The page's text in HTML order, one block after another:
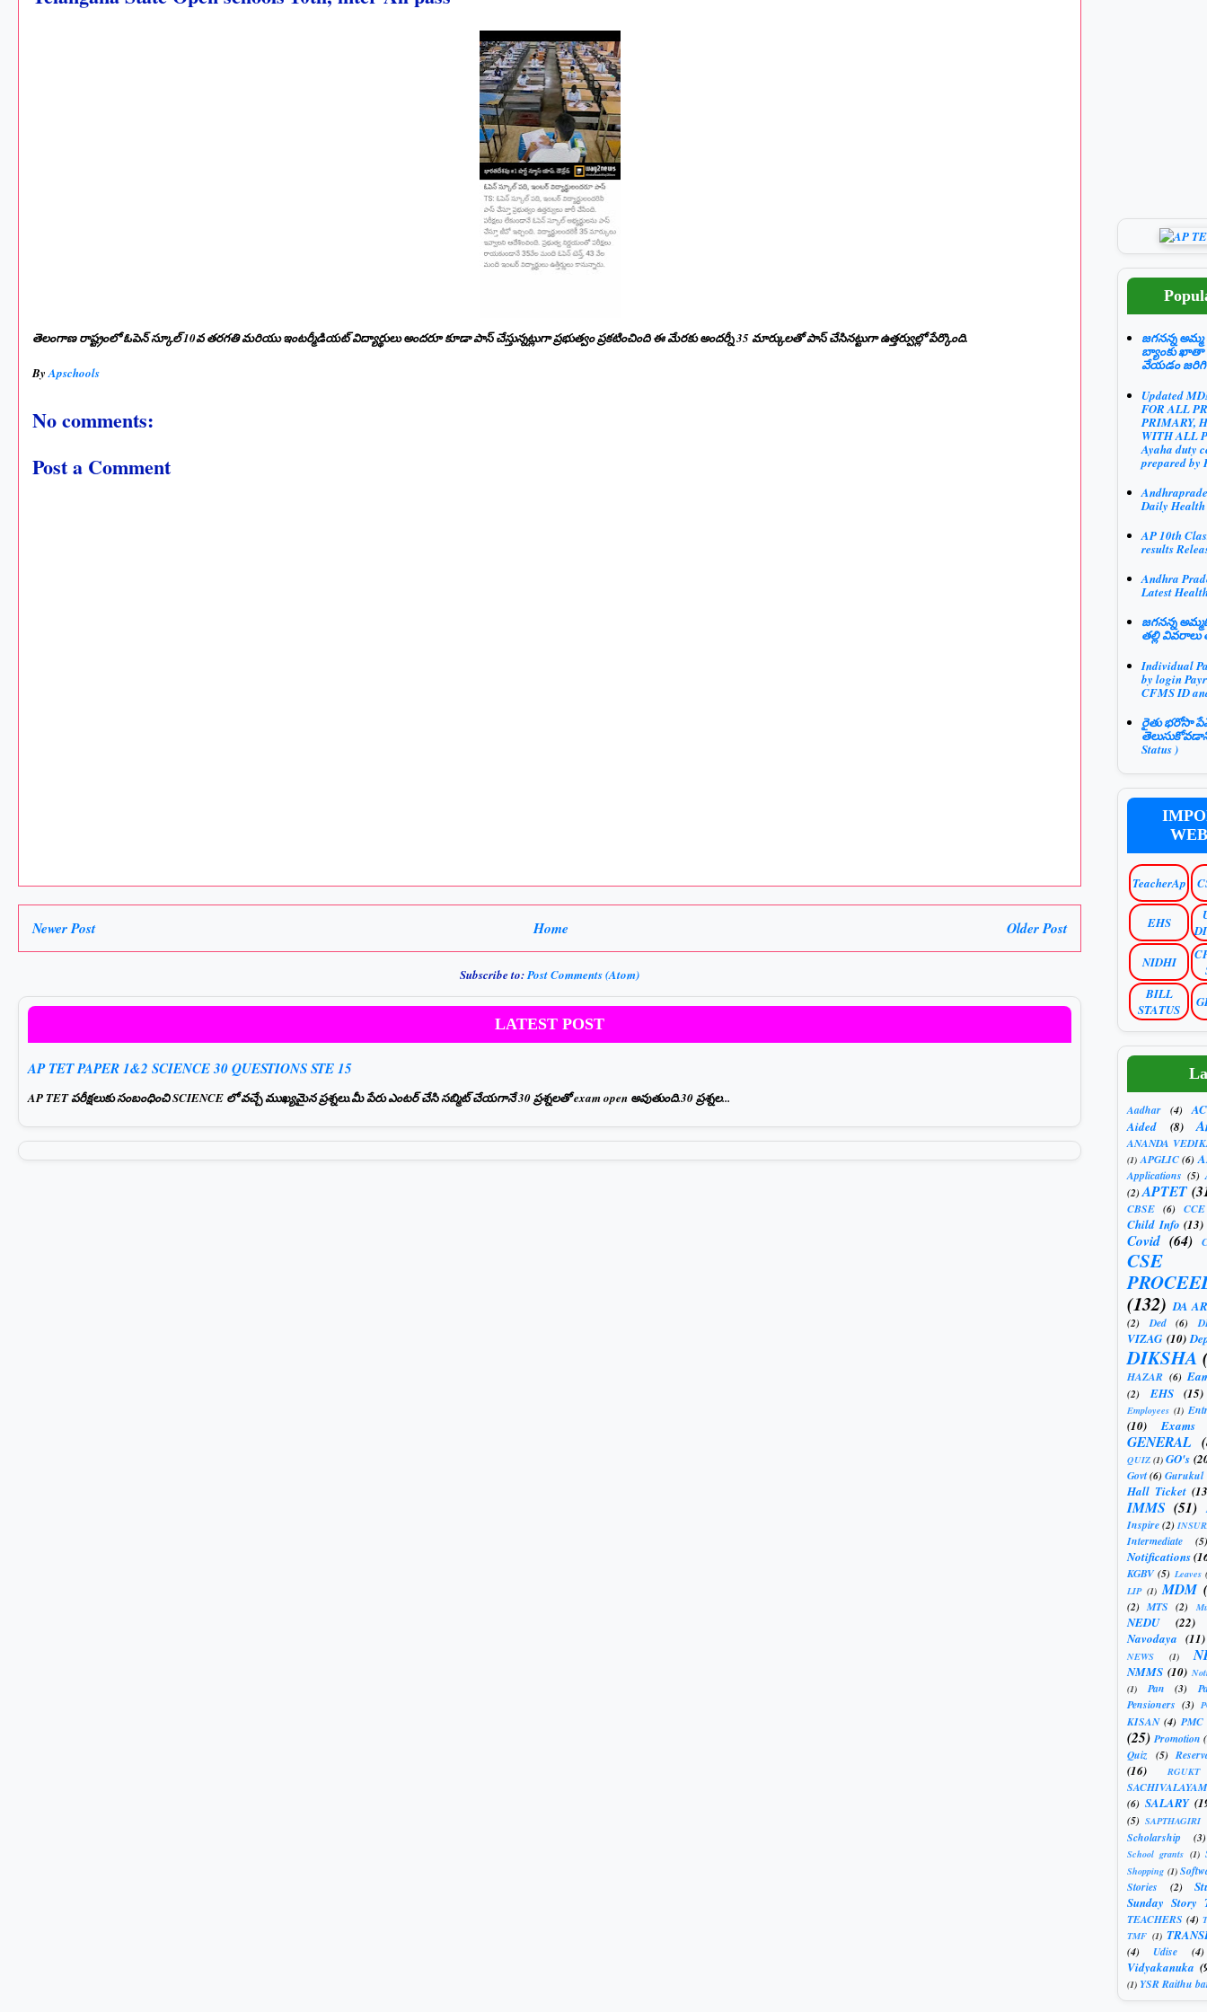
తెలంగాణ రాష్ట్రంలో ఓపెన్ స్కూల్ 10వ తరగతి మరియు ఇంటర్మీడియట్ విద్యార్థులు అందరూ కూడా పాస్ చేస్తున్నట్లుగా ప్రభుత్వం ప్రకటించింది ఈ మేరకు అందర్నీ 35 మార్కులతో పాస్ చేసినట్టుగా ఉత్తర్వుల్లో పేర్కొంది.
ByApschools
No comments:
Post a Comment
Newer Post Older Post
Home
Subscribe to:Post Comments (Atom)
LATEST POST
AP TET PAPER 1&2 SCIENCE 30 QUESTIONS STE 15
AP TET పరీక్షలుకు సంబంధించి SCIENCE లో వచ్చే ముఖ్యమైన ప్రశ్నలు.మీ పేరు ఎంటర్ చేసి సబ్మిట్ చేయగానే 30 ప్రశ్నలతో exam open అవుతుంది.30 ప్రశ్నల...
జగనన్న
బ్యాంకు ఖాతా
వేయడం
Updated
FOR ALL
PRIMARY,
WITH ALL
Ayaha duty
prepared by
Daily Health
AP 10th
results
Andhra
Latest
జగనన్న
తల్లి వివరాలు
Individual
by login
CFMS ID
రైతు భరోసా
Status )
TeacherAp
EHS
NIDHI
BILL
STATUS
Aadhar (4)
Aided
(8)
ANANDA
(1) APGLIC (6)
Applications (5)
(2)APTET
CBSE (6) CCE
Child Info (13)
Covid (64)
CSE
(132) DA
(2) Ded (6)
VIZAG (10)
DIKSHA
HAZAR (6)
(2) EHS (15)
Employees (1)
(10) Exams
GENERAL
QUIZ (1) GO's
Govt(6)Gurukul
Hall Ticket
IMMS (51)
Inspire(2)
Intermediate (5)
Notifications
KGBV (5) Leaves
LIP (1) MDM
(2) MTS (2)
NEDU
(22)
Navodaya (11)
NEWS (1)
NMMS (10)
(1)
Pan (3)
Pensioners (3)
KISAN (4) PMC
(25) Promotion
Quiz (5)
(16) RGUKT
SACHIVALAYAM
(6) SALARY
(5) SAPTHAGIRI
Scholarship (3)
School grants (1)
Shopping (1)
Stories
(2)
Sunday Story
TEACHERS (4)
TMF (1)
(4) Udise (4)
Vidyakanuka
(1) YSR Raithu